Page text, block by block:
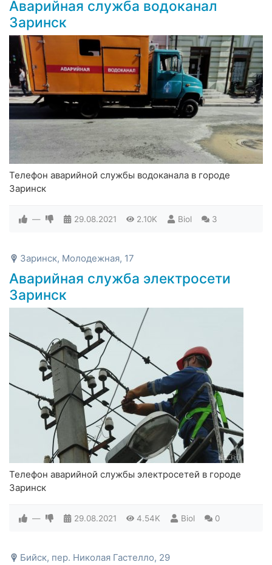
Аварийная служба водоканал
Заринск
Телефон аварийной службы водоканала в городе
Заринск
— 29.08.2021 2.10K Biol 3
Заринск, Молодежная, 17
Аварийная служба электросети
Заринск
Телефон аварийной службы электросетей в городе
Заринск
— 29.08.2021 4.54K Biol 0
Бийск, пер. Николая Гастелло, 29